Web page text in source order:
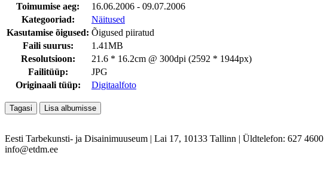
Toimumise aeg:
16.06.2006 - 09.07.2006
Kategooriad:
Näitused
Kasutamise õigused: Õigused piiratud
Faili suurus:
1.41MB
Resolutsioon:
21.6 * 16.2cm @ 300dpi (2592 * 1944px)
Failitüüp:
JPG
Originaali tüüp:
Digitaalfoto
Eesti Tarbekunsti- ja Disainimuuseum | Lai 17, 10133 Tallinn | Üldtelefon: 627 4600
info@etdm.ee